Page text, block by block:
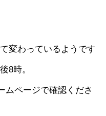
変わっているようです
8時。
ムページで確認くださ